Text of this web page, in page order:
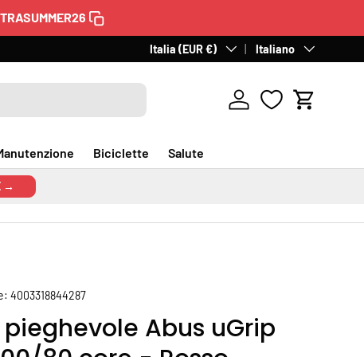
60 giorni per il reso . Gratuito in Italia.
Paese/Regione
Italia (EUR €) LinguaItaliano
Accedi Carrello
Biciclette Salute
→
4003318844287
Abus uGrip